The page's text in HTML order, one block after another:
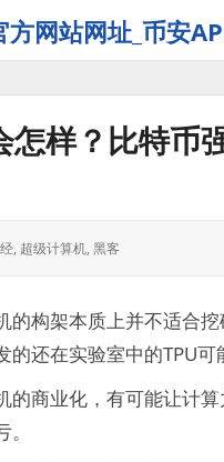
网站网址_币安
样？比特币
, 超级计算机,黑客
架本质上并不适合挖
还在实验室中的TPU可
商业化，有可能让计算